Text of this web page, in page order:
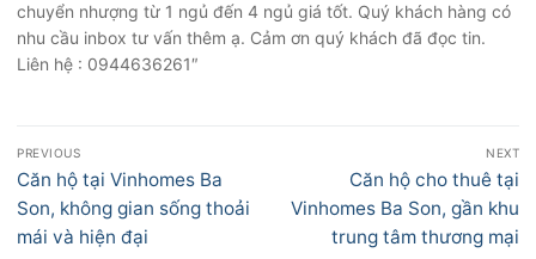
chuyển nhượng từ 1 ngủ đến 4 ngủ giá tốt. Quý khách hàng có
nhu cầu inbox tư vấn thêm ạ. Cảm ơn quý khách đã đọc tin.
Liên hệ : 0944636261″
Điều
hướng
bài
viết
PREVIOUS
Previous
post:
Căn hộ tại Vinhomes Ba
Son, không gian sống thoải
mái và hiện đại
NEXT
Next
post:
Căn hộ cho thuê tại
Vinhomes Ba Son, gần khu
trung tâm thương mại